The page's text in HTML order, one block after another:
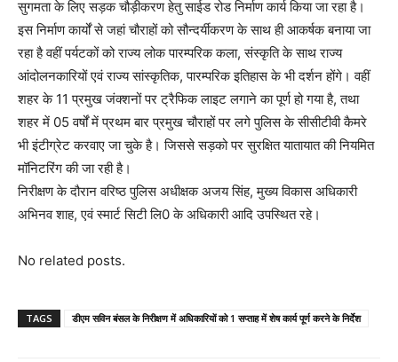
सुगमता के लिए सड़क चौड़ीकरण हेतु साईड रोड निर्माण कार्य किया जा रहा है।
इस निर्माण कार्यों से जहां चौराहों को सौन्दर्यीकरण के साथ ही आकर्षक बनाया जा
रहा है वहीं पर्यटकों को राज्य लोक पारम्परिक कला, संस्कृति के साथ राज्य
आंदोलनकारियों एवं राज्य सांस्कृतिक, पारम्परिक इतिहास के भी दर्शन होंगे। वहीं
शहर के 11 प्रमुख जंक्शनों पर ट्रैफिक लाइट लगाने का पूर्ण हो गया है, तथा
शहर में 05 वर्षों में प्रथम बार प्रमुख चौराहों पर लगे पुलिस के सीसीटीवी कैमरे
भी इंटीग्रेट करवाए जा चुके है। जिससे सड़को पर सुरक्षित यातायात की नियमित
मॉनिटरिंग की जा रही है।
निरीक्षण के दौरान वरिष्ठ पुलिस अधीक्षक अजय सिंह, मुख्य विकास अधिकारी
अभिनव शाह, एवं स्मार्ट सिटी लि0 के अधिकारी आदि उपस्थित रहे।
No related posts.
TAGS डीएम सविन बंसल के निरीक्षण में अधिकारियों को 1 सप्ताह में शेष कार्य पूर्ण करने के निर्देश